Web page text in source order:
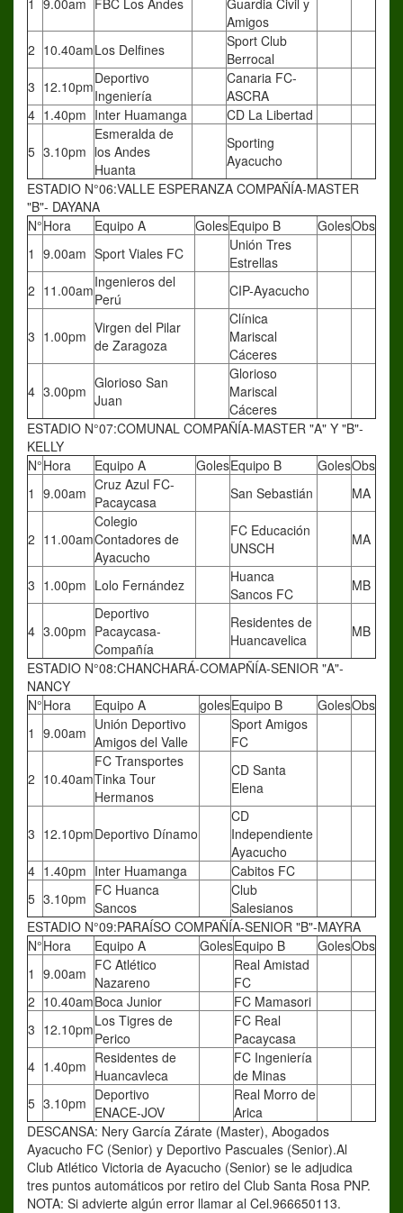
1 9.00am FBC Los Andes
Guardia Civil y
Amigos
2 10.40amLos Delfines
Sport Club
Berrocal
3 12.10pmDeportivo
Ingeniería
Canaria FC-
ASCRA
4 1.40pm Inter Huamanga CD La Libertad
5 3.10pm
Esmeralda de
los Andes
Huanta
Sporting
Ayacucho
ESTADIO N°06:VALLE ESPERANZA COMPAÑÍA-MASTER
"B"- DAYANA
N°Hora Equipo A GolesEquipo B GolesObs
1 9.00am Sport Viales FC
Unión Tres
Estrellas
2 11.00amIngenieros del
Perú
CIP-Ayacucho
3 1.00pm Virgen del Pilar
de Zaragoza
Clínica
Mariscal
Cáceres
4 3.00pm Glorioso San
Juan
Glorioso
Mariscal
Cáceres
ESTADIO N°07:COMUNAL COMPAÑÍA-MASTER "A" Y "B"-
KELLY
N°Hora Equipo A GolesEquipo B GolesObs
1 9.00am Cruz Azul FC-
Pacaycasa
San Sebastián MA
2 11.00am
Colegio
Contadores de
Ayacucho
FC Educación
UNSCH
MA
3 1.00pm Lolo Fernández
Huanca
Sancos FC
MB
4 3.00pm
Deportivo
Pacaycasa-
Compañía
Residentes de
Huancavelica
MB
ESTADIO N°08:CHANCHARÁ-COMAPÑÍA-SENIOR "A"-
NANCY
N°Hora Equipo A golesEquipo B GolesObs
1 9.00am Unión Deportivo
Amigos del Valle
Sport Amigos
FC
2 10.40am
FC Transportes
Tinka Tour
Hermanos
CD Santa
Elena
3 12.10pmDeportivo Dínamo
CD
Independiente
Ayacucho
4 1.40pm Inter Huamanga
Cabitos FC
5 3.10pm FC Huanca
Sancos
Club
Salesianos
ESTADIO N°09:PARAÍSO COMPAÑÍA-SENIOR "B"-MAYRA
N°Hora Equipo A GolesEquipo B GolesObs
1 9.00am FC Atlético
Nazareno
Real Amistad
FC
2 10.40amBoca Junior
FC Mamasori
3 12.10pmLos Tigres de
Perico
FC Real
Pacaycasa
4 1.40pm Residentes de
Huancavleca
FC Ingeniería
de Minas
5 3.10pm Deportivo
ENACE-JOV
Real Morro de
Arica
DESCANSA: Nery García Zárate (Master), Abogados
Ayacucho FC (Senior) y Deportivo Pascuales (Senior).Al
Club Atlético Victoria de Ayacucho (Senior) se le adjudica
tres puntos automáticos por retiro del Club Santa Rosa PNP.
NOTA: Si advierte algún error llamar al Cel.966650113.